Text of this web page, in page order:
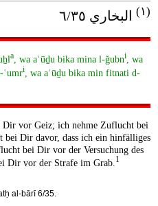
(١) البخاري ٦/٣٥
a, wa aʿūḏu bika mina l-ǧubni, wa
ʿumri , wa aʿūḏu bika min fitnati d-
vor Geiz; ich nehme Zuflucht bei
Dir davor, dass ich ein hinfälliges
bei Dir vor der Versuchung des
Dir vor der Strafe im Grab.1
al-bārī 6/35.